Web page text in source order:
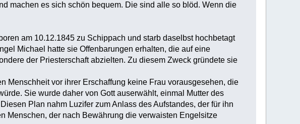
machen es sich schön bequem. Die sind alle so blöd. Wenn die
am 10.12.1845 zu Schippach und starb daselbst hochbetagt
Michael hatte sie Offenbarungen erhalten, die auf eine
der Priesterschaft abzielten. Zu diesem Zweck gründete sie
Menschheit vor ihrer Erschaffung keine Frau vorausgesehen, die
Sie wurde daher von Gott auserwählt, einmal Mutter des
Plan nahm Luzifer zum Anlass des Aufstandes, der für ihn
Menschen, der nach Bewährung die verwaisten Engelsitze